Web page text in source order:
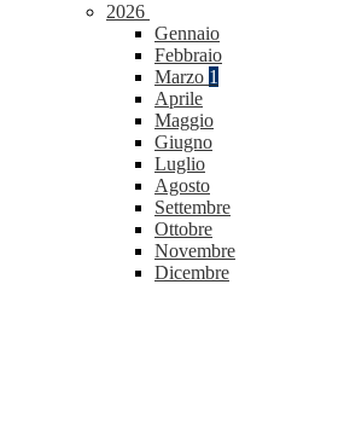
2026
Gennaio
Febbraio
Marzo 1
Aprile
Maggio
Giugno
Luglio
Agosto
Settembre
Ottobre
Novembre
Dicembre